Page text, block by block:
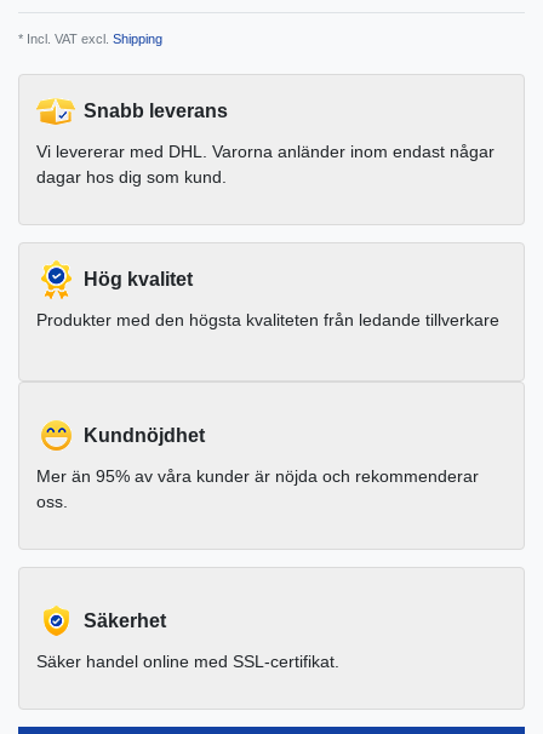
* Incl. VAT excl. Shipping
Snabb leverans
Vi levererar med DHL. Varorna anländer inom endast någar
dagar hos dig som kund.
Hög kvalitet
Produkter med den högsta kvaliteten från ledande tillverkare
Kundnöjdhet
Mer än 95% av våra kunder är nöjda och rekommenderar
oss.
Säkerhet
Säker handel online med SSL-certifikat.